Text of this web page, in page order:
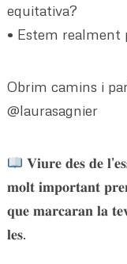
equitativa?
•⁠ ⁠Estem realment
Obrim camins i
@laurasagnier
𝐕𝐢𝐮𝐫𝐞 𝐝𝐞𝐬 𝐝𝐞
𝐦𝐨𝐥𝐭 𝐢𝐦𝐩𝐨𝐫𝐭𝐚𝐧𝐭
𝐪𝐮𝐞 𝐦𝐚𝐫𝐜𝐚𝐫𝐚𝐧 𝐥𝐚
𝐥𝐞𝐬.